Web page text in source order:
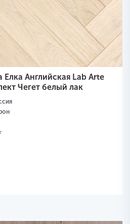
Английская Lab Arte
Чегет белый лак